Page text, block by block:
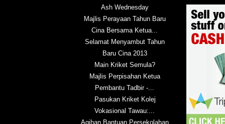
Ash Wednesday
Majlis Perayaan Tahun Baru
Cina Bersama Ketua...
Selamat Menyambut Tahun
Baru Cina 2013
Main Kriket Semula?
Majlis Perpisahan Ketua
Pembantu Tadbir -...
Pasukan Kriket Kolej
Vokasional Tawau:...
Agihan Bantuan Persekolahan